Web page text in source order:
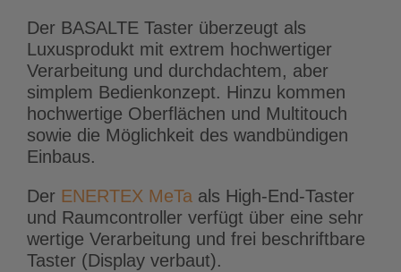
Der BASALTE Taster überzeugt als
Luxusprodukt mit extrem hochwertiger
Verarbeitung und durchdachtem, aber
simplem Bedienkonzept. Hinzu kommen
hochwertige Oberflächen und Multitouch
sowie die Möglichkeit des wandbündigen
Einbaus.
Der ENERTEX MeTa als High-End-Taster
und Raumcontroller verfügt über eine sehr
wertige Verarbeitung und frei beschriftbare
Taster (Display verbaut).